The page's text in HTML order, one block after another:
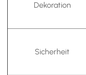
Dekoration
Sicherheit